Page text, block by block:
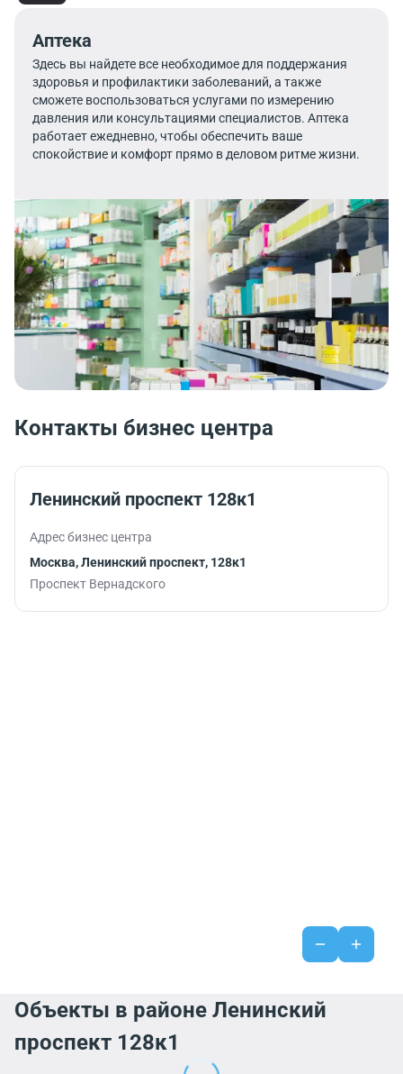
Аптека
Здесь вы найдете все необходимое для поддержания
здоровья и профилактики заболеваний, а также
сможете воспользоваться услугами по измерению
давления или консультациями специалистов. Аптека
работает ежедневно, чтобы обеспечить ваше
спокойствие и комфорт прямо в деловом ритме жизни.
Контакты бизнес центра
Ленинский проспект 128к1
Адрес бизнес центра
Москва, Ленинский проспект, 128к1
Проспект Вернадского
Объекты в районе Ленинский
проспект 128к1